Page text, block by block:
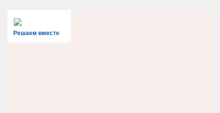
Решаем вместе